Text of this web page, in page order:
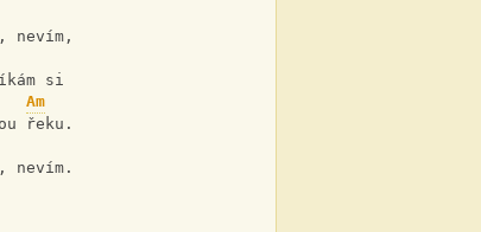
nevím,
říkám si tak ať,
Am
řeku.
nevím.